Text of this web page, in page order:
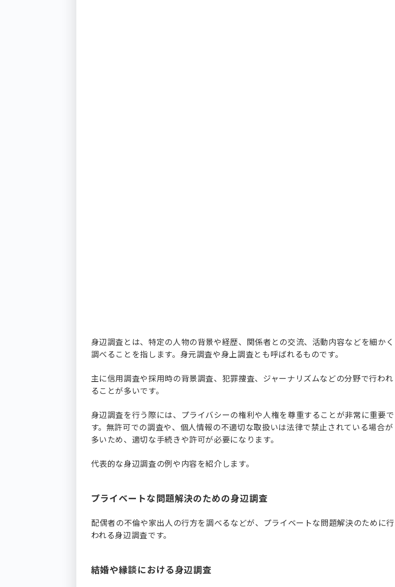
身辺調査とは、特定の人物の背景や経歴、関係者との交流、活動内容などを細かく
調べることを指します。身元調査や身上調査とも呼ばれるものです。
主に信用調査や採用時の背景調査、犯罪捜査、ジャーナリズムなどの分野で行われ
ることが多いです。
身辺調査を行う際には、プライバシーの権利や人権を尊重することが非常に重要で
す。無許可での調査や、個人情報の不適切な取扱いは法律で禁止されている場合が
多いため、適切な手続きや許可が必要になります。
代表的な身辺調査の例や内容を紹介します。
プライベートな問題解決のための身辺調査
⁠配偶者の不倫や家出人の行方を調べるなどが、プライベートな問題解決のために行
われる身辺調査です。
結婚や縁談における身辺調査